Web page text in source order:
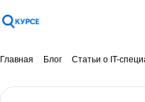
Главная Блог Статьи о IT-